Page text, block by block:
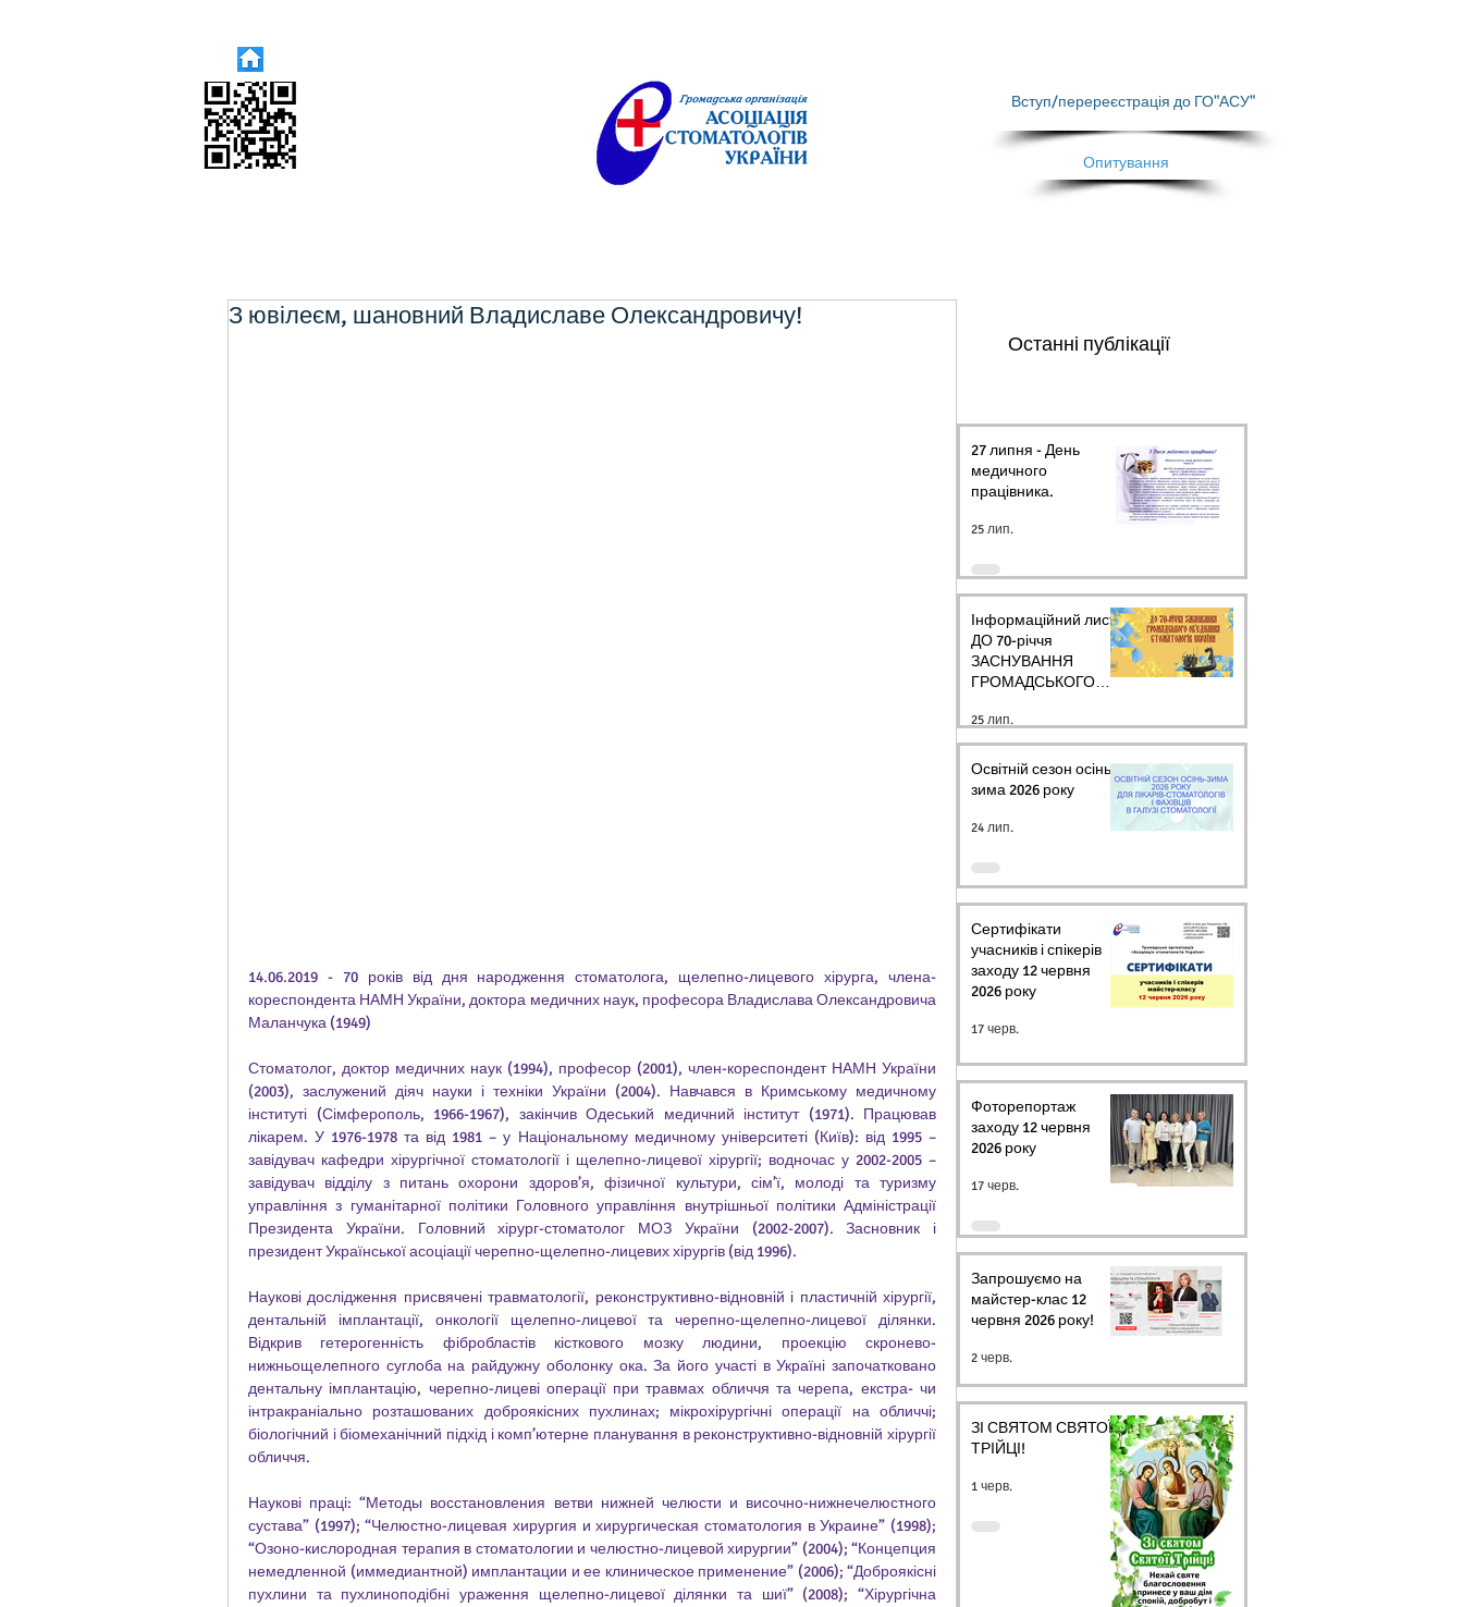
Опитування
З ювілеєм, шановний Владиславе Олександровичу!
14.06.2019 - 70 років від дня народження стоматолога, щелепно-лицевого хірурга, члена-
кореспондента НАМН України, доктора медичних наук, професора Владислава Олександровича
Маланчука (1949)
Стоматолог, доктор медичних наук (1994), професор (2001), член-кореспондент НАМН України
(2003), заслужений діяч науки і техніки України (2004). Навчався в Кримському медичному
інституті (Сімферополь, 1966-1967), закінчив Одеський медичний інститут (1971). Працював
лікарем. У 1976-1978 та від 1981 – у Національному медичному університеті (Київ): від 1995 –
завідувач кафедри хірургічної стоматології і щелепно-лицевої хірургії; водночас у 2002-2005 –
завідувач відділу з питань охорони здо­­ров’я, фізичної культури, сім’ї, молоді та туризму
управління з гуманітарної політики Головного управління внутрішньої політики Адміністрації
Президента України. Головний хірург-стоматолог МОЗ України (2002-2007). Засновник і
президент Української асоціації черепно-щелепно-лицевих хірургів (від 1996).
Наукові дослідження присвячені травматології, реконструктивно-відновній і пластичній хірургії,
дентальній імплантації, онкології щелепно-лицевої та черепно-щелепно-лицевої ділянки.
Відкрив гетерогенність фібробластів кісткового мозку людини, проекцію скронево-
нижньощелепного суглоба на райдужну оболонку ока. За його участі в Україні започатковано
дентальну імплантацію, черепно-лицеві операції при травмах обличчя та черепа, екстра- чи
інтракраніально розташованих доброякісних пухлинах; мікрохірургічні операції на обличчі;
біологічний і біомеханічний підхід і комп’ютерне планування в реконструктивно-відновній хірургії
обличчя.
Наукові праці: “Методы восстановления ветви нижней челюсти и височно-нижнечелюстного
сустава” (1997); “Челюстно-лицевая хирургия и хирургическая стоматология в Украине” (1998);
“Озоно-кислородная терапия в стоматологии и челюстно-лицевой хирургии” (2004); “Концепция
немедленной (иммедиантной) имплантации и ее клиническое применение” (2006); “Доброякісні
пухлини та пухлиноподібні ураження щелепно-лицевої ділянки та шиї” (2008); “Хірургічна
Останні публікації
27 липня - День
медичного
працівника.
25 лип.
Інформаційний лист
ДО 70-річчя
ЗАСНУВАННЯ
ГРОМАДСЬКОГО
СТОМАТОЛОГІВ
УКРАЇНИ
25 лип.
Освітній сезон осінь-
зима 2026 року
24 лип.
Сертифікати
учасників і спікерів
заходу 12 червня
2026 року
17 черв.
Фоторепортаж
заходу 12 червня
2026 року
17 черв.
Запрошуємо на
майстер-клас 12
червня 2026 року!
2 черв.
ЗІ СВЯТОМ СВЯТОЇ
ТРІЙЦІ!
1 черв.
Вступ/перереєстрація до ГО"АСУ"